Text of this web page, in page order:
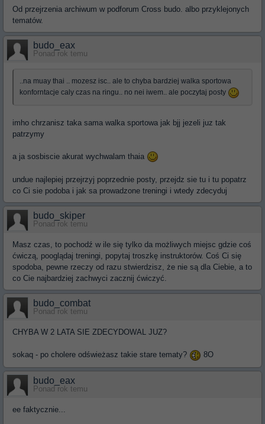
Od przejrzenia archiwum w podforum Cross budo. albo przyklejonych
tematów.
budo_eax
Ponad rok temu
..na muay thai .. mozesz isc.. ale to chyba bardziej walka sportowa
konforntacje caly czas na ringu.. no nei iwem.. ale poczytaj posty
imho chrzanisz taka sama walka sportowa jak bjj jezeli juz tak
patrzymy
a ja sosbiscie akurat wychwalam thaia
undue najlepiej przejrzyj poprzednie posty, przejdz sie tu i tu popatrz
co Ci sie podoba i jak sa prowadzone treningi i wtedy zdecyduj
budo_skiper
Ponad rok temu
Masz czas, to pochodź w ile się tylko da możliwych miejsc gdzie coś
ćwiczą, pooglądaj treningi, popytaj troszkę instruktorów. Coś Ci się
spodoba, pewne rzeczy od razu stwierdzisz, że nie są dla Ciebie, a to
co Cie najbardziej zachwyci zacznij ćwiczyć.
budo_combat
Ponad rok temu
CHYBA W 2 LATA SIE ZDECYDOWAL JUZ?
sokaq - po cholere odświeżasz takie stare tematy? 8O
budo_eax
Ponad rok temu
ee faktycznie...